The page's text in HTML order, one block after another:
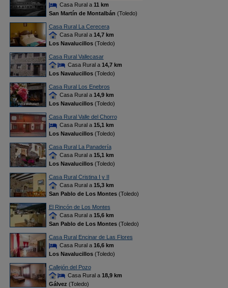
Casa Rural a 11 km
San Martín de Montalbán (Toledo)
Casa Rural La Cerecera
Casa Rural a 14,7 km
Los Navalucillos(Toledo)
Casa Rural Vallecasar
Casa Rural a 14,7 km
Los Navalucillos(Toledo)
Casa Rural Los Enebros
Casa Rural a 14,9 km
Los Navalucillos(Toledo)
Casa Rural Valle del Chorro
Casa Rural a 15,1 km
Los Navalucillos(Toledo)
Casa Rural La Panadería
Casa Rural a 15,1 km
Los Navalucillos(Toledo)
Casa Rural Cristina I y II
Casa Rural a 15,3 km
San Pablo de Los Montes(Toledo)
El Rincón de Los Montes
Casa Rural a 15,6 km
San Pablo de Los Montes(Toledo)
Casa Rural Encinar de Las Flores
Casa Rural a 16,6 km
Los Navalucillos(Toledo)
Callejón del Pozo
Casa Rural a 18,9 km
Gálvez (Toledo)